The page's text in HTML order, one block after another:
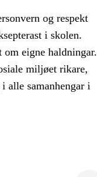
og respekt
i skolen.
eigne haldningar.
miljøet rikare,
alle samanhengar i